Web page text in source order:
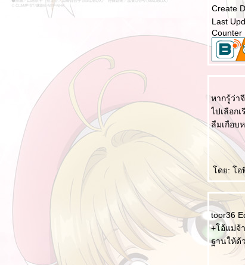
หากวันหนึ่งอยู่ๆ คุณก็รวยขึ้นมา 假如有一天你
突然有钱了
การโกรธกลับแบบอีคิวสูง 高情商的怒回去
ว่าด้วยเรื่องความตาย (死)
ผนในใจ 心计
คนซื่อตรงจะเปลี่ยนเป็นคนที่เก่งกาจได้อย่างไร?
老实人怎么变得厉害呢？
คนที่รังแกคุณ 欺负你的人
ไม่อยากบอก ไม่อยากบอกกับคุณ 不想说 不想跟
บนรถเมล์ 公交车上
การนับเวลาแบบในหนังจีน
นี่คือนรก 这就是地狱
Create
Last
Counter
หากรู้ว่า
ไปเลือก
ลืมเกือบ
ดย: โอ
toor36
+โอ้แม่จ้
ฐานให้ด้